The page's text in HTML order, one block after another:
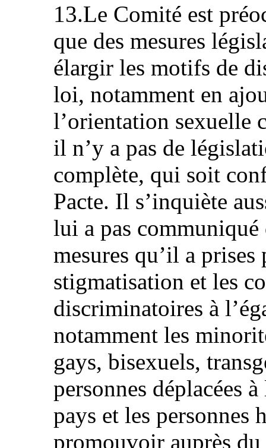
13.Le Comité est
que des mesures
élargir les motifs de
loi, notamment en
l’orientation sexuelle
il n’y a pas de
complète, qui soit
Pacte. Il s’inquiète
lui a pas
mesures qu’il a
stigmatisation et les
discriminatoires à
notamment les
gays, bisexuels,
personnes déplacées
pays et les personnes
promouvoir auprès